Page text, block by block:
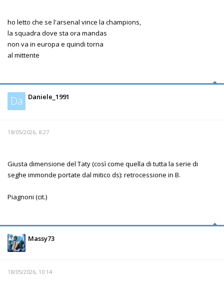
ho letto che se l'arsenal vince la champions,
la squadra dove sta ora mandas
non va in europa e quindi torna
al mittente
Da Daniele_1991
18/05/2026, 8:27
Giusta dimensione del Taty (così come quella di tutta la serie di
seghe immonde portate dal mitico ds): retrocessione in B.
Piagnoni (cit.)
Massy73
18/05/2026, 10:14